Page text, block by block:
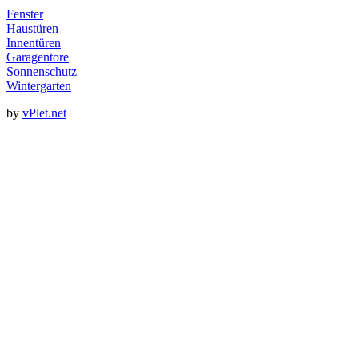
Fenster
Haustüren
Innentüren
Garagentore
Sonnenschutz
Wintergarten
by vPlet.net